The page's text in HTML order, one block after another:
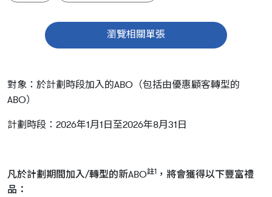
瀏覽相關單張
對象：於計劃時段加入的ABO（包括由優惠顧客轉型的
ABO）
計劃時段：2026年1月1日至2026年8月31日
凡於計劃期間加入/轉型的新ABO註1 ，將會獲得以下豐富禮
品：